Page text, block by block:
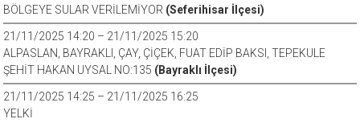
BÖLGEYE SULAR VERİLEMİYOR (Seferihisar İlçesi)
21/11/2025 14:20 – 21/11/2025 15:20
ALPASLAN, BAYRAKLI, ÇAY, ÇİÇEK, FUAT EDİP BAKSI, TEPEKULE
ŞEHİT HAKAN UYSAL NO:135 (Bayraklı İlçesi)
21/11/2025 14:25 – 21/11/2025 16:25
YELKİ